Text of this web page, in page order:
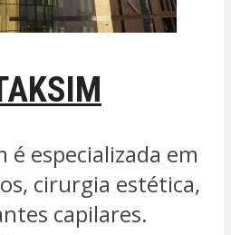
é especializada em
cirurgia estética,
capilares.